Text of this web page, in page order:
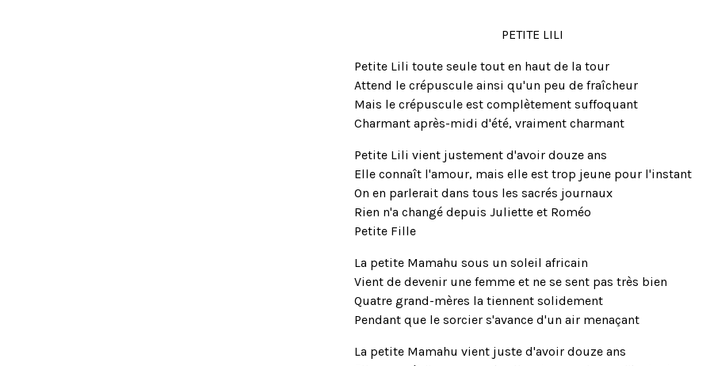
PETITE LILI
Petite Lili toute seule tout en haut de la tour
Attend le crépuscule ainsi qu'un peu de fraîcheur
Mais le crépuscule est complètement suffoquant
Charmant après-midi d'été, vraiment charmant
Petite Lili vient justement d'avoir douze ans
Elle connaît l'amour, mais elle est trop jeune pour l'instant
On en parlerait dans tous les sacrés journaux
Rien n'a changé depuis Juliette et Roméo
Petite Fille
La petite Mamahu sous un soleil africain
Vient de devenir une femme et ne se sent pas très bien
Quatre grand-mères la tiennent solidement
Pendant que le sorcier s'avance d'un air menaçant
La petite Mamahu vient juste d'avoir douze ans